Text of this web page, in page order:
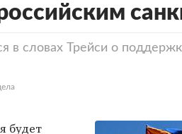
в словах Трейси о
будет